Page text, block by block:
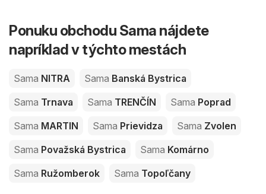
Ponuku obchodu Sama nájdete
napríklad v týchto mestách
Sama NITRA Sama Banská Bystrica
Sama Trnava Sama TRENČÍN Sama Poprad
Sama MARTIN Sama Prievidza Sama Zvolen
Sama Považská Bystrica Sama Komárno
Sama Ružomberok Sama Topoľčany